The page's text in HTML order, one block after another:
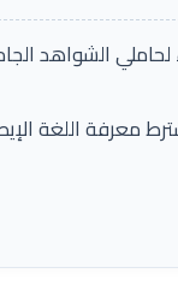
لحاملي الشواهد
معرفة اللغة